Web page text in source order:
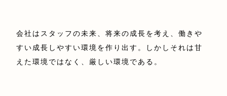
会社はスタッフの未来、将来の成長を考え、働きや
すい成長しやすい環境を作り出す。しかしそれは甘
えた環境ではなく、厳しい環境である。